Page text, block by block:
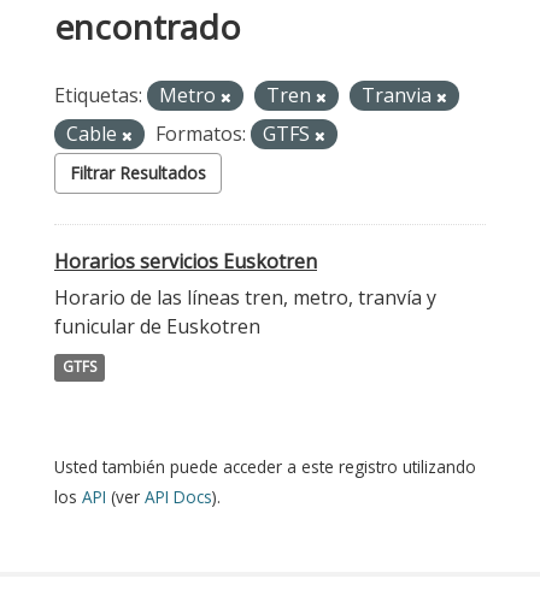
encontrado
Etiquetas: Metro Tren
Tranvia
Cable
Formatos: GTFS
Filtrar Resultados
Horarios servicios Euskotren
Horario de las líneas tren, metro, tranvía y
funicular de Euskotren
GTFS
Usted también puede acceder a este registro utilizando
los API (ver API Docs).